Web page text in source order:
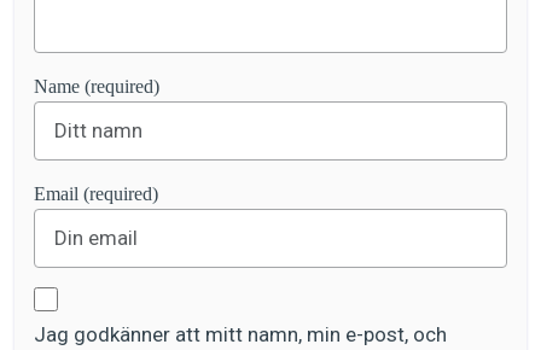
Name (required)
Email (required)
Jag godkänner att mitt namn, min e-post, och